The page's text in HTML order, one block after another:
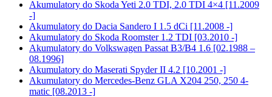
Akumulatory do Skoda Yeti 2.0 TDI, 2.0 TDI 4×4 [11.2009
-]
Akumulatory do Dacia Sandero I 1.5 dCi [11.2008 -]
Akumulatory do Skoda Roomster 1.2 TDI [03.2010 -]
Akumulatory do Volkswagen Passat B3/B4 1.6 [02.1988 –
08.1996]
Akumulatory do Maserati Spyder II 4.2 [10.2001 -]
Akumulatory do Mercedes-Benz GLA X204 250, 250 4-
matic [08.2013 -]